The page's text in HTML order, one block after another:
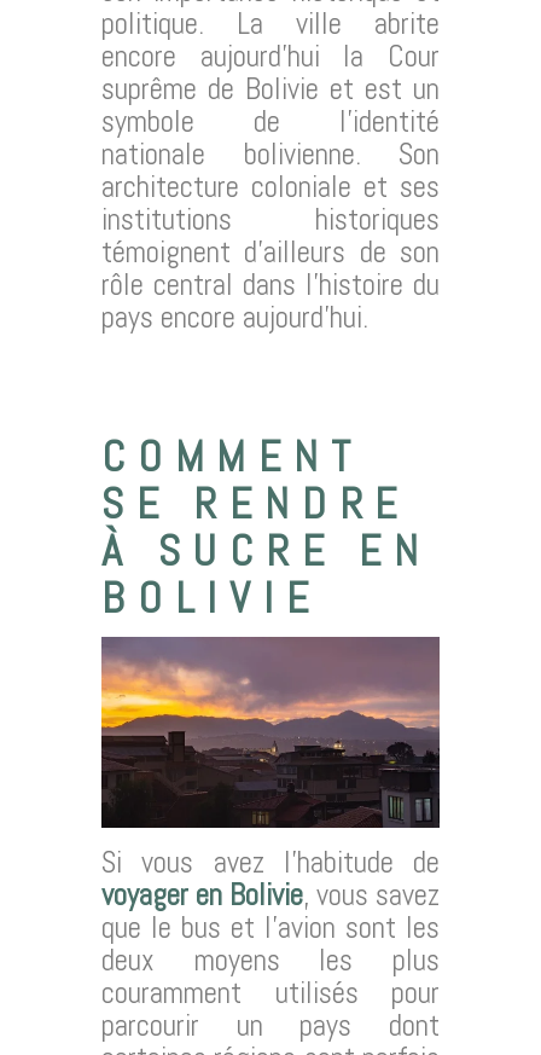
politique. La ville abrite
encore aujourd’hui la Cour
suprême de Bolivie et est un
symbole de l’identité
nationale bolivienne. Son
architecture coloniale et ses
institutions historiques
témoignent d’ailleurs de son
rôle central dans l’histoire du
pays encore aujourd’hui.
COMMENT
SE RENDRE
À SUCRE EN
BOLIVIE
Si vous avez l’habitude de
voyager en Bolivie, vous savez
que le bus et l’avion sont les
deux moyens les plus
couramment utilisés pour
parcourir un pays dont